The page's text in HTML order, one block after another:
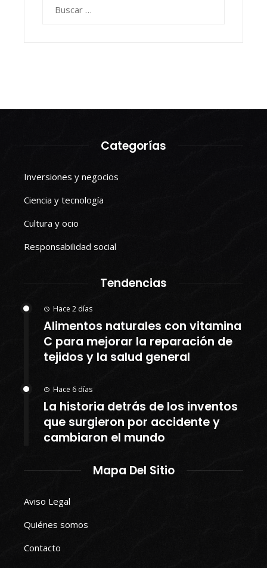
Categorías
Inversiones y negocios
Ciencia y tecnología
Cultura y ocio
Responsabilidad social
Tendencias
Hace 2 días
Alimentos naturales con vitamina
C para mejorar la reparación de
tejidos y la salud general
Hace 6 días
La historia detrás de los inventos
que surgieron por accidente y
cambiaron el mundo
Mapa Del Sitio
Aviso Legal
Quiénes somos
Contacto